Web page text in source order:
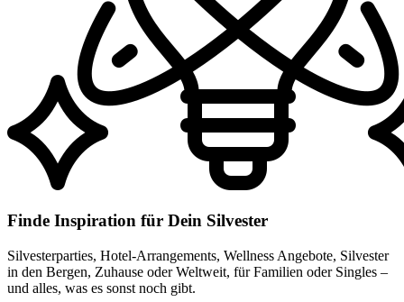
Finde Inspiration für Dein Silvester
Silvesterparties, Hotel-Arrangements, Wellness Angebote, Silvester
in den Bergen, Zuhause oder Weltweit, für Familien oder Singles –
und alles, was es sonst noch gibt.